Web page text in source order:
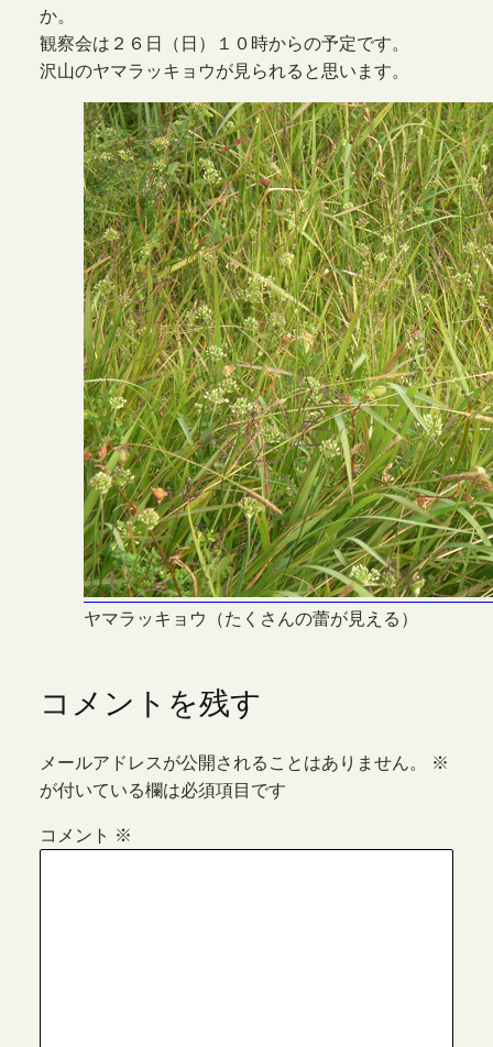
か。
観察会は２６日（日）１０時からの予定です。
沢山のヤマラッキョウが見られると思います。
ヤマラッキョウ（たくさんの蕾が見える）
コメントを残す
メールアドレスが公開されることはありません。
※
が付いている欄は必須項目です
コメント ※